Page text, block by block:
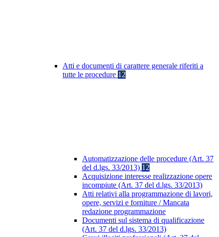
Atti e documenti di carattere generale riferiti a
tutte le procedure 12
Automatizzazione delle procedure (Art. 37
del d.lgs. 33/2013) 12
Acquisizione interesse realizzazione opere
incompiute (Art. 37 del d.lgs. 33/2013)
Atti relativi alla programmazione di lavori,
opere, servizi e forniture / Mancata
redazione programmazione
Documenti sul sistema di qualificazione
(Art. 37 del d.lgs. 33/2013)